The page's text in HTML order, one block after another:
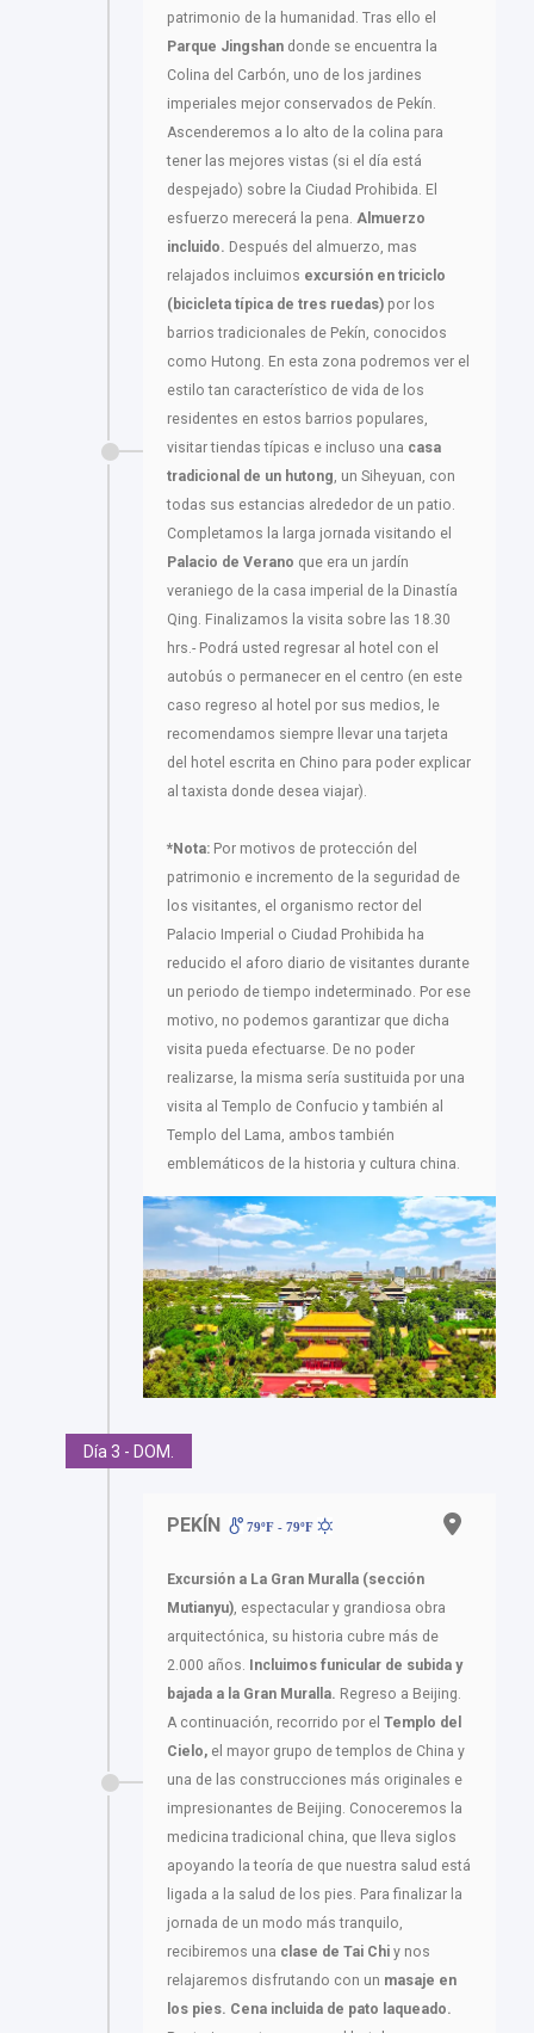
patrimonio de la humanidad. Tras ello el
Parque Jingshan donde se encuentra la
Colina del Carbón, uno de los jardines
imperiales mejor conservados de Pekín.
Ascenderemos a lo alto de la colina para
tener las mejores vistas (si el día está
despejado) sobre la Ciudad Prohibida. El
esfuerzo merecerá la pena. Almuerzo
incluido. Después del almuerzo, mas
relajados incluimos excursión en triciclo
(bicicleta típica de tres ruedas) por los
barrios tradicionales de Pekín, conocidos
como Hutong. En esta zona podremos ver el
estilo tan característico de vida de los
residentes en estos barrios populares,
visitar tiendas típicas e incluso una casa
tradicional de un hutong, un Siheyuan, con
todas sus estancias alrededor de un patio.
Completamos la larga jornada visitando el
Palacio de Verano que era un jardín
veraniego de la casa imperial de la Dinastía
Qing. Finalizamos la visita sobre las 18.30
hrs.- Podrá usted regresar al hotel con el
autobús o permanecer en el centro (en este
caso regreso al hotel por sus medios, le
recomendamos siempre llevar una tarjeta
del hotel escrita en Chino para poder explicar
al taxista donde desea viajar).
*Nota: Por motivos de protección del
patrimonio e incremento de la seguridad de
los visitantes, el organismo rector del
Palacio Imperial o Ciudad Prohibida ha
reducido el aforo diario de visitantes durante
un periodo de tiempo indeterminado. Por ese
motivo, no podemos garantizar que dicha
visita pueda efectuarse. De no poder
realizarse, la misma sería sustituida por una
visita al Templo de Confucio y también al
Templo del Lama, ambos también
emblemáticos de la historia y cultura china.
Día 3 - DOM.
PEKÍN 79ºF - 79ºF
Excursión a La Gran Muralla (sección
Mutianyu) , espectacular y grandiosa obra
arquitectónica, su historia cubre más de
2.000 años. Incluimos funicular de subida y
bajada a la Gran Muralla. Regreso a Beijing.
A continuación, recorrido por el Templo del
Cielo, el mayor grupo de templos de China y
una de las construcciones más originales e
impresionantes de Beijing. Conoceremos la
medicina tradicional china, que lleva siglos
apoyando la teoría de que nuestra salud está
ligada a la salud de los pies. Para finalizar la
jornada de un modo más tranquilo,
recibiremos una clase de Tai Chi y nos
relajaremos disfrutando con un masaje en
los pies. Cena incluida de pato laqueado.